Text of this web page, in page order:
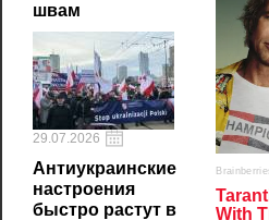
швам
29.07.2026
Антиукраинские
настроения
быстро растут в